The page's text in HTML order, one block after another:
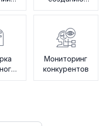
креативных
Мониторинг
конкурентов